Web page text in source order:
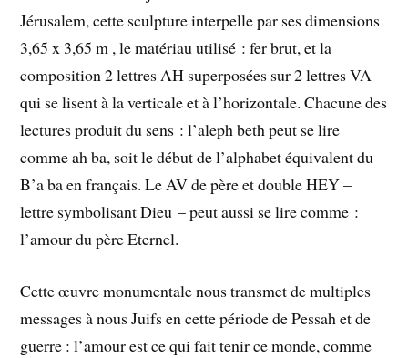
Jérusalem, cette sculpture interpelle par ses dimensions
3,65 x 3,65 m , le matériau utilisé : fer brut, et la
composition 2 lettres AH superposées sur 2 lettres VA
qui se lisent à la verticale et à l’horizontale. Chacune des
lectures produit du sens : l’aleph beth peut se lire
comme ah ba, soit le début de l’alphabet équivalent du
B’a ba en français. Le AV de père et double HEY –
lettre symbolisant Dieu – peut aussi se lire comme :
l’amour du père Eternel.
Cette œuvre monumentale nous transmet de multiples
messages à nous Juifs en cette période de Pessah et de
guerre : l’amour est ce qui fait tenir ce monde, comme